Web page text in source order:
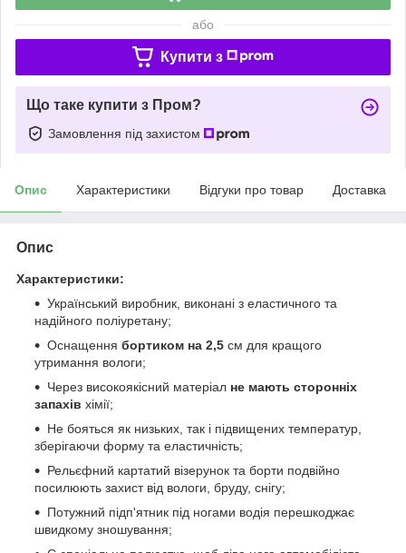
або
Купити з
Що таке купити з Пром?
Замовлення під захистом
Опис Характеристики Відгуки про товар Доставка
Опис
Характеристики:
Український виробник, виконані з еластичного та
надійного поліуретану;
Оснащення бортиком на 2,5 см для кращого
утримання вологи;
Через високоякісний матеріал не мають сторонніх
запахів хімії;
Не бояться як низьких, так і підвищених температур,
зберігаючи форму та еластичність;
Рельєфний картатий візерунок та борти подвійно
посилюють захист від вологи, бруду, снігу;
Потужний підп'ятник під ногами водія перешкоджає
швидкому зношування;